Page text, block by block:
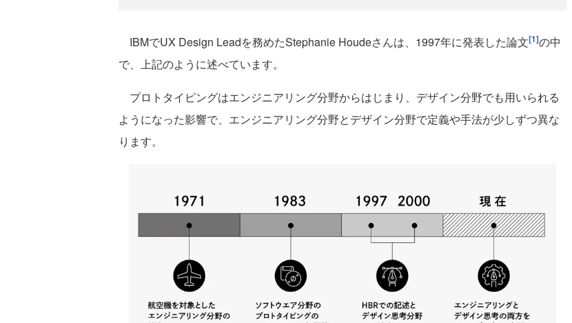
IBMでUX Design Leadを務めたStephanie Houdeさんは、1997年に発表した論文[1]の中
で、上記のように述べています。
プロトタイピングはエンジニアリング分野からはじまり、デザイン分野でも用いられる
ようになった影響で、エンジニアリング分野とデザイン分野で定義や手法が少しずつ異な
ります。